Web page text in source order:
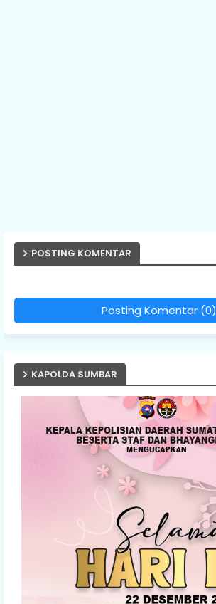
POSTING KOMENTAR
Posting Komentar (0)
KAPOLDA SUMBAR